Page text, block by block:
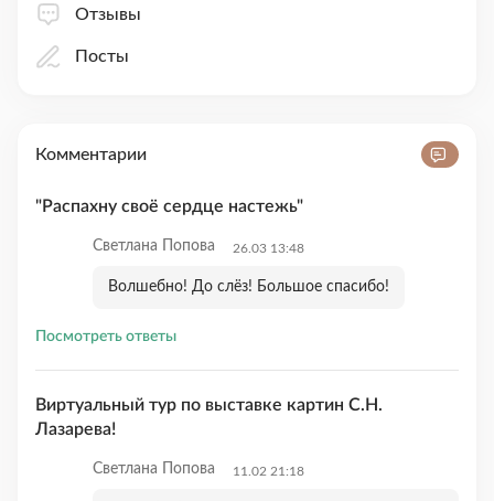
Отзывы
Посты
Комментарии
"Распахну своё сердце настежь"
Светлана Попова 26.03 13:48
Волшебно! До слёз! Большое спасибо!
Посмотреть ответы
Виртуальный тур по выставке картин С.Н.
Лазарева!
Светлана Попова 11.02 21:18